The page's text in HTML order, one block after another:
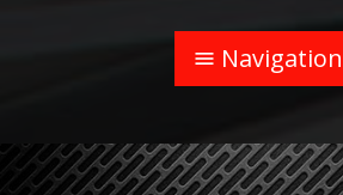
menu Navigation